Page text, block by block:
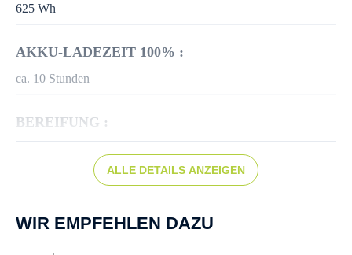
625 Wh
AKKU-LADEZEIT 100% :
ca. 10 Stunden
BEREIFUNG :
Scheibenbremse hydr.
ALLE DETAILS ANZEIGEN
WIR EMPFEHLEN DAZU